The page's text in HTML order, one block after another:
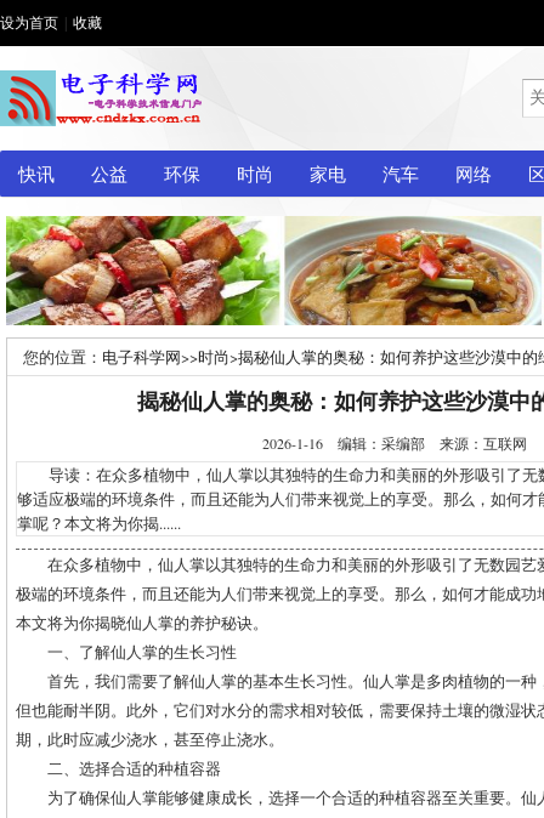
设为首页 收藏
快讯 公益 环保 时尚 家电 汽车 网络
您的位置： 电子科学网>>时尚>揭秘仙人掌的奥秘：如何养护这些沙漠中的
揭秘仙人掌的奥秘：如何养护这些沙漠中
2026-1-16 编辑：采编部 来源：互联网
导读：在众多植物中，仙人掌以其独特的生命力和美丽的外形吸引了无
够适应极端的环境条件，而且还能为人们带来视觉上的享受。那么，如何
掌呢？本文将为你揭......
在众多植物中，仙人掌以其独特的生命力和美丽的外形吸引了无数园
极端的环境条件，而且还能为人们带来视觉上的享受。那么，如何才能成
本文将为你揭晓仙人掌的养护秘诀。
一、了解仙人掌的生长习性
首先，我们需要了解仙人掌的基本生长习性。仙人掌是多肉植物的一
但也能耐半阴。此外，它们对水分的需求相对较低，需要保持土壤的微湿
期，此时应减少浇水，甚至停止浇水。
二、选择合适的种植容器
为了确保仙人掌能够健康成长，选择一个合适的种植容器至关重要。